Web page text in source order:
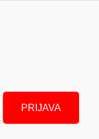
PRIJAVA